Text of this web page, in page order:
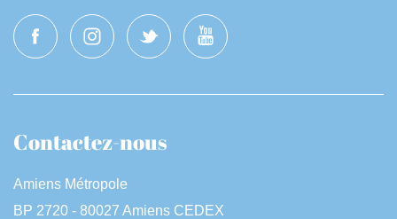
Contactez-nous
Amiens Métropole
BP 2720 - 80027 Amiens CEDEX